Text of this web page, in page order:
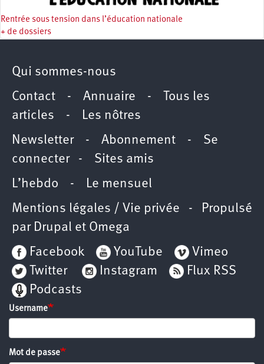
Rentrée sous tension dans l’éducation nationale
+ de dossiers
Qui sommes-nous
Contact - Annuaire -
Tous les
articles - Les nôtres
Newsletter- Abonnement - Se
connecter- Sites amis
L’hebdo - Le mensuel
Mentions légales / Vie privée - Propulsé
par Drupal et Omega
Facebook
YouTube
Vimeo
Twitter
Instagram
Flux RSS
Podcasts
Username
Mot de passe